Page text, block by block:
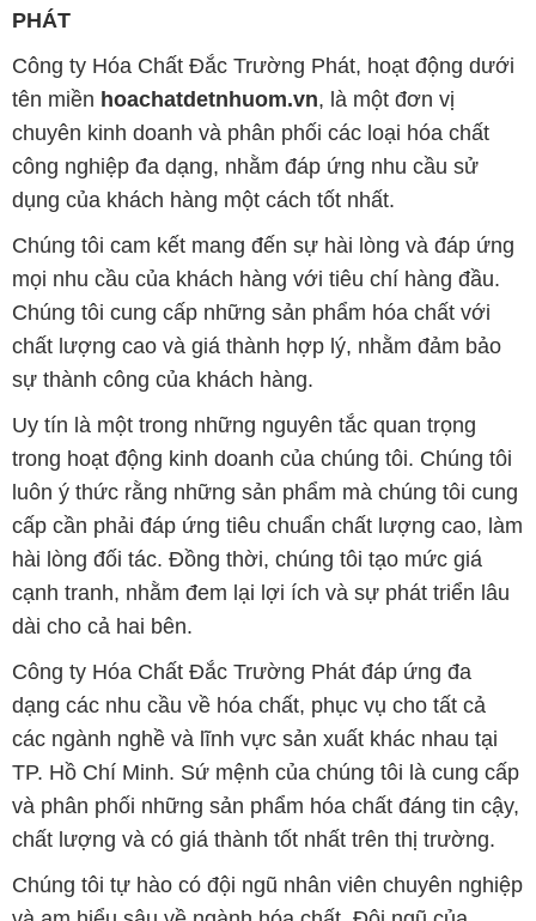
PHÁT
Công ty Hóa Chất Đắc Trường Phát, hoạt động dưới
tên miền hoachatdetnhuom.vn, là một đơn vị
chuyên kinh doanh và phân phối các loại hóa chất
công nghiệp đa dạng, nhằm đáp ứng nhu cầu sử
dụng của khách hàng một cách tốt nhất.
Chúng tôi cam kết mang đến sự hài lòng và đáp ứng
mọi nhu cầu của khách hàng với tiêu chí hàng đầu.
Chúng tôi cung cấp những sản phẩm hóa chất với
chất lượng cao và giá thành hợp lý, nhằm đảm bảo
sự thành công của khách hàng.
Uy tín là một trong những nguyên tắc quan trọng
trong hoạt động kinh doanh của chúng tôi. Chúng tôi
luôn ý thức rằng những sản phẩm mà chúng tôi cung
cấp cần phải đáp ứng tiêu chuẩn chất lượng cao, làm
hài lòng đối tác. Đồng thời, chúng tôi tạo mức giá
cạnh tranh, nhằm đem lại lợi ích và sự phát triển lâu
dài cho cả hai bên.
Công ty Hóa Chất Đắc Trường Phát đáp ứng đa
dạng các nhu cầu về hóa chất, phục vụ cho tất cả
các ngành nghề và lĩnh vực sản xuất khác nhau tại
TP. Hồ Chí Minh. Sứ mệnh của chúng tôi là cung cấp
và phân phối những sản phẩm hóa chất đáng tin cậy,
chất lượng và có giá thành tốt nhất trên thị trường.
Chúng tôi tự hào có đội ngũ nhân viên chuyên nghiệp